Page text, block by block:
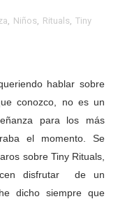
Niños Rituals Tiny
hablar sobre
conozco, no es un
para los más
el momento. Se
sobre Tiny Rituals,
disfrutar de un
dicho siempre que